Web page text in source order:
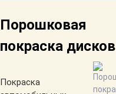
Порошковая
покраска дисков
Покраска